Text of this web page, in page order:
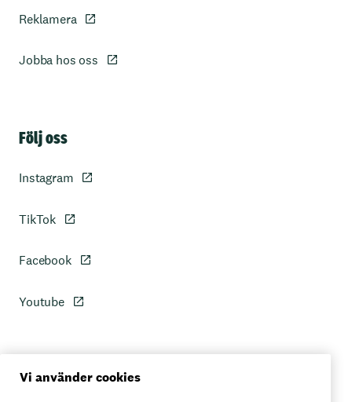
Reklamera
Jobba hos oss
Följ oss
Instagram
TikTok
Facebook
Youtube
Personuppgiftspolicy
Vi använder cookies